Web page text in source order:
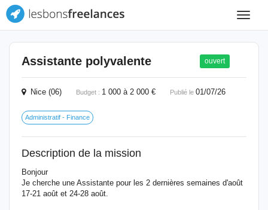
Toggle
Assistante polyvalente ouvert
Nice (06) Budget : 1 000 à 2 000 € Publié le 01/07/26
Administratif - Finance
Description de la mission
Bonjour
Je cherche une Assistante pour les 2 dernières semaines d'août
17-21 août et 24-28 août.